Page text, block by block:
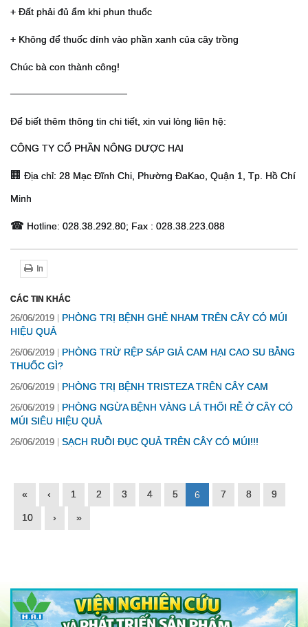
+ Đất phải đủ ẩm khi phun thuốc
+ Không để thuốc dính vào phần xanh của cây trồng
Chúc bà con thành công!
─────────────────
Để biết thêm thông tin chi tiết, xin vui lòng liên hệ:
CÔNG TY CỔ PHẦN NÔNG DƯỢC HAI
🏢 Địa chỉ: 28 Mạc Đĩnh Chi, Phường ĐaKao, Quận 1, Tp. Hồ Chí
Minh
☎ Hotline: 028.38.292.80; Fax : 028.38.223.088
In
CÁC TIN KHÁC
26/06/2019
PHÒNG TRỊ BỆNH GHẺ NHAM TRÊN CÂY CÓ MÚI
HIỆU QUẢ
26/06/2019
PHÒNG TRỪ RỆP SÁP GIẢ CAM HẠI CAO SU BẰNG
THUỐC GÌ?
26/06/2019 PHÒNG TRỊ BỆNH TRISTEZA TRÊN CÂY CAM
26/06/2019
PHÒNG NGỪA BỆNH VÀNG LÁ THỐI RỄ Ở CÂY CÓ
MÚI SIÊU HIỆU QUẢ
26/06/2019 SẠCH RUỒI ĐỤC QUẢ TRÊN CÂY CÓ MÚI!!!
« ‹ 1 2 3 4 5 6 7 8 9
10 › »